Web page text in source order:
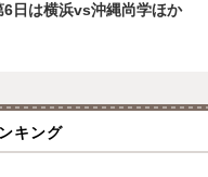
日は横浜vs沖縄尚学ほか
キング